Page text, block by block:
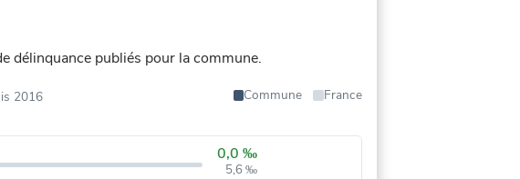
délinquance publiés pour la commune.
2016 Commune
France
0,0 ‰
5,6 ‰